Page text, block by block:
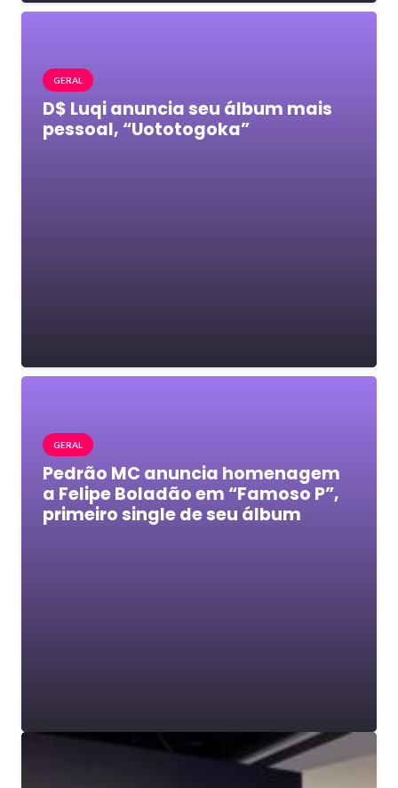
GERAL
D$ Luqi anuncia seu álbum mais
pessoal, “Uototogoka”
GERAL
Pedrão MC anuncia homenagem
a Felipe Boladão em “Famoso P”,
primeiro single de seu álbum